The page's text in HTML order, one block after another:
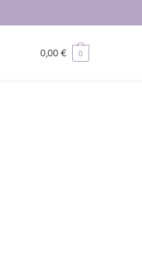
0,00€ 0